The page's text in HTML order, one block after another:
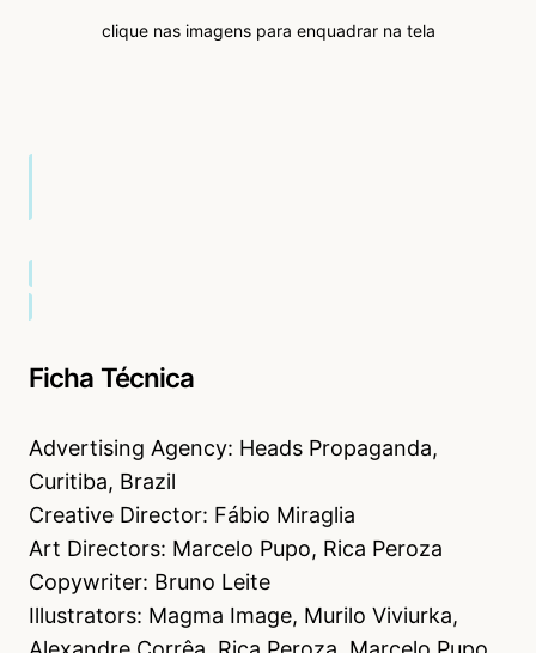
clique nas imagens para enquadrar na tela
Ficha Técnica
Advertising Agency: Heads Propaganda,
Curitiba, Brazil
Creative Director: Fábio Miraglia
Art Directors: Marcelo Pupo, Rica Peroza
Copywriter: Bruno Leite
Illustrators: Magma Image, Murilo Viviurka,